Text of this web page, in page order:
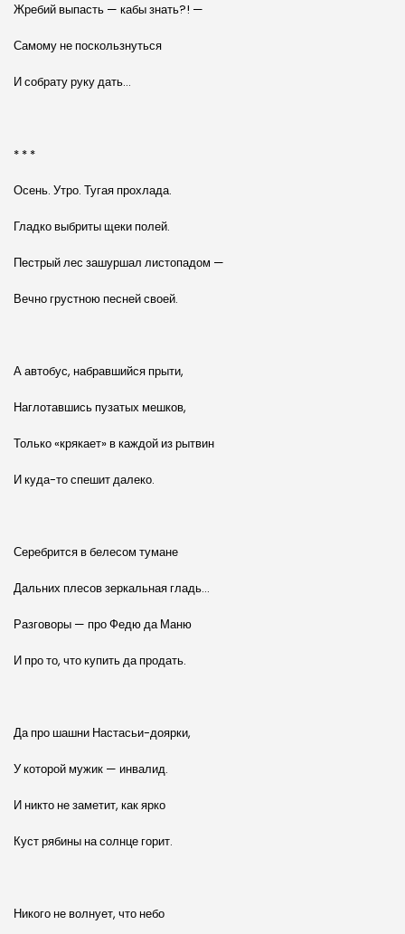
Жребий выпасть — кабы знать?! —
Самому не поскользнуться
И собрату руку дать…
* * *
Осень. Утро. Тугая прохлада.
Гладко выбриты щеки полей.
Пестрый лес зашуршал листопадом —
Вечно грустною песней своей.
А автобус, набравшийся прыти,
Наглотавшись пузатых мешков,
Только «крякает» в каждой из рытвин
И куда-то спешит далеко.
Серебрится в белесом тумане
Дальних плесов зеркальная гладь…
Разговоры — про Федю да Маню
И про то, что купить да продать.
Да про шашни Настасьи-доярки,
У которой мужик — инвалид.
И никто не заметит, как ярко
Куст рябины на солнце горит.
Никого не волнует, что небо